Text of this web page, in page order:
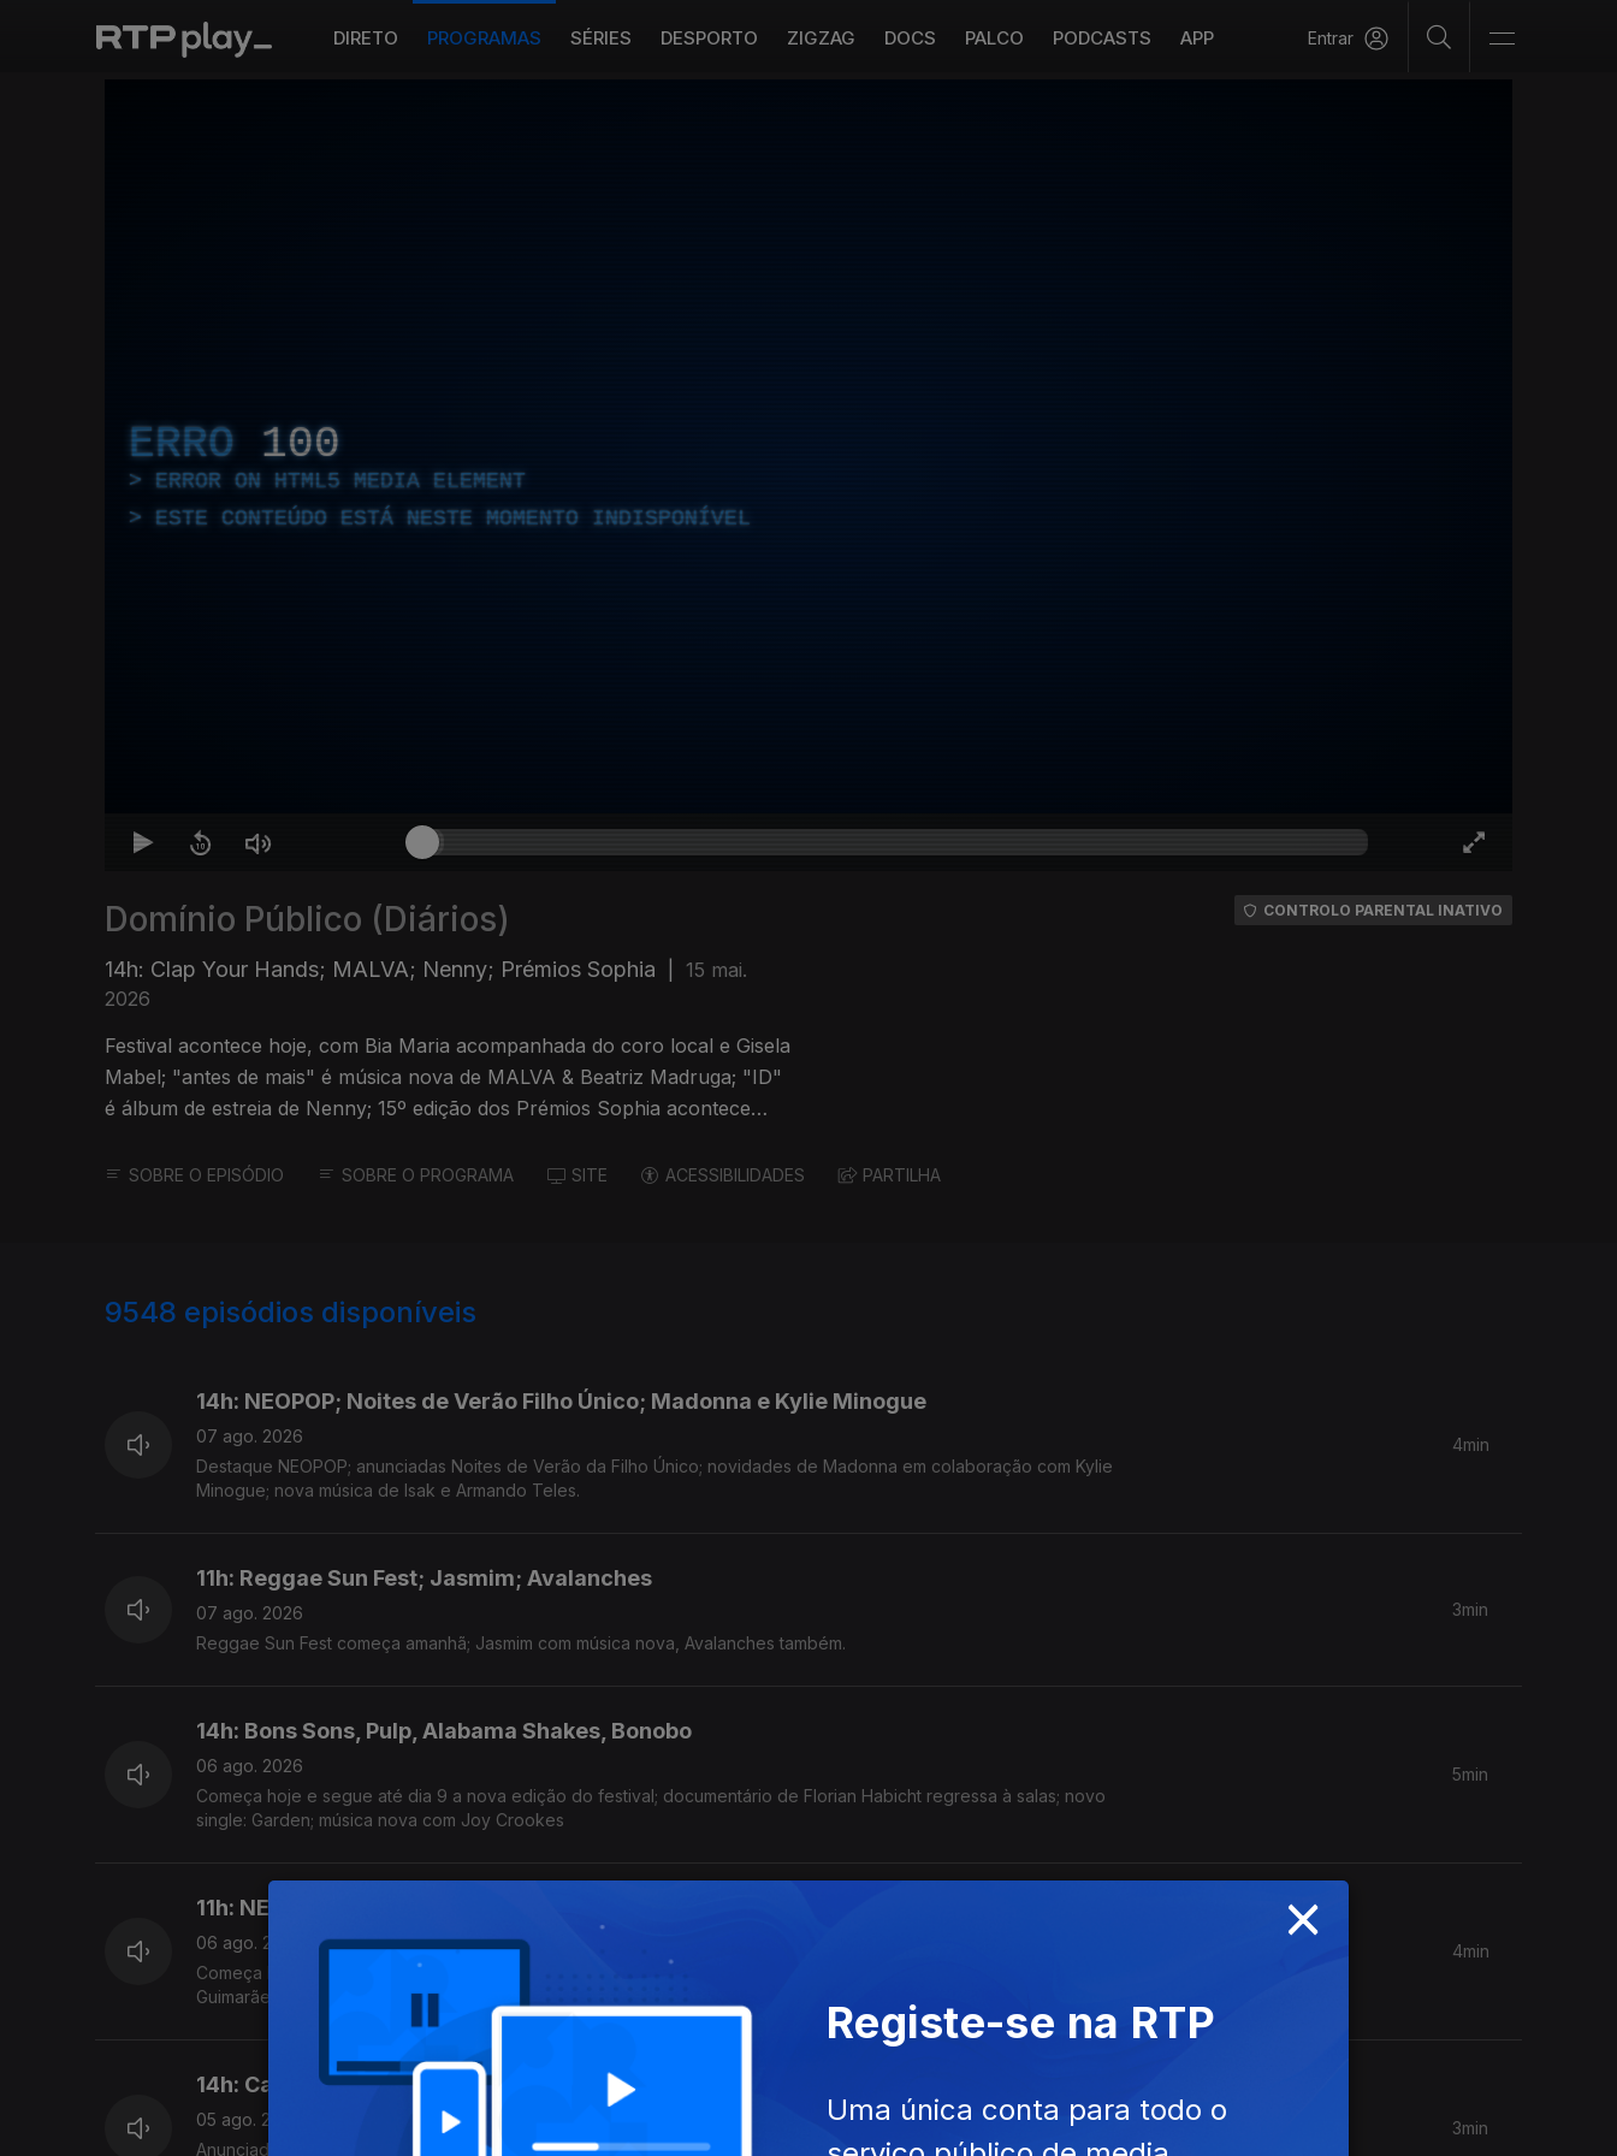
DIRETO PROGRAMAS SÉRIES DESPORTO ZIGZAG DOCS PALCO PODCASTS APP Entrar
ERRO 100
ERROR ON HTML5 MEDIA ELEMENT
ESTE CONTEÚDO ESTÁ NESTE MOMENTO INDISPONÍVEL
Domínio Público (Diários)
14h: Clap Your Hands; MALVA; Nenny; Prémios Sophia
15 mai.
2026
Festival acontece hoje, com Bia Maria acompanhada do coro local e Gisela
Mabel; "antes de mais" é música nova de MALVA & Beatriz Madruga; "ID"
é álbum de estreia de Nenny; 15º edição dos Prémios Sophia acontece
CONTROLO PARENTAL INATIVO
SOBRE O EPISÓDIO SOBRE O PROGRAMA SITE ACESSIBILIDADES PARTILHA
9548 episódios disponíveis
14h: NEOPOP; Noites de Verão Filho Único; Madonna e Kylie Minogue
07 ago. 2026
Destaque NEOPOP; anunciadas Noites de Verão da Filho Único; novidades de Madonna em colaboração com Kylie
Minogue; nova música de Isak e Armando Teles.
4min
11h: Reggae Sun Fest; Jasmim; Avalanches
07 ago. 2026
Reggae Sun Fest começa amanhã; Jasmim com música nova, Avalanches também.
3min
14h: Bons Sons, Pulp, Alabama Shakes, Bonobo
06 ago. 2026
Começa hoje e segue até dia 9 a nova edição do festival; documentário de Florian Habicht regressa à salas; novo
single: Garden; música nova com Joy Crookes
5min
11h: NEOPOP, Sonic Blast, Vai-m’à Banda
06 ago. 2026
Começa hoje a edição de celebração de 20 anos; primeiro dia do festival; anunciado programa para 29 de Agosto, em
Guimarães
4min
14h: Capitólio e Teatro Variedades, Ted Lasso, Mykki Blanco
05 ago. 2026
Anunciada programação da temporada Set - Dez; primeiro episódioda da 4ª temporada da série chega hoje; novo
3min
×
Registe-se na RTP
Uma única conta para todo o